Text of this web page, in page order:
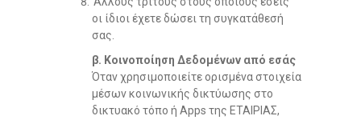
οι ίδιοι έχετε δώσει τη συγκατάθεσή
σας.
β. Κοινοποίηση Δεδομένων από εσάς
Όταν χρησιμοποιείτε ορισμένα στοιχεία
μέσων κοινωνικής δικτύωσης στο
δικτυακό τόπο ή Apps της ΕΤΑΙΡΙΑΣ,